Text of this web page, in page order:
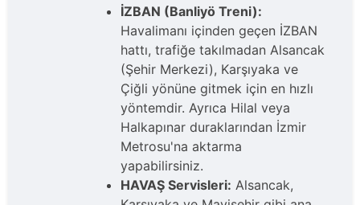
İZBAN (Banliyö Treni):
Havalimanı içinden geçen İZBAN
hattı, trafiğe takılmadan Alsancak
(Şehir Merkezi), Karşıyaka ve
Çiğli yönüne gitmek için en hızlı
yöntemdir. Ayrıca Hilal veya
Halkapınar duraklarından İzmir
Metrosu'na aktarma
yapabilirsiniz.
HAVAŞ Servisleri: Alsancak,